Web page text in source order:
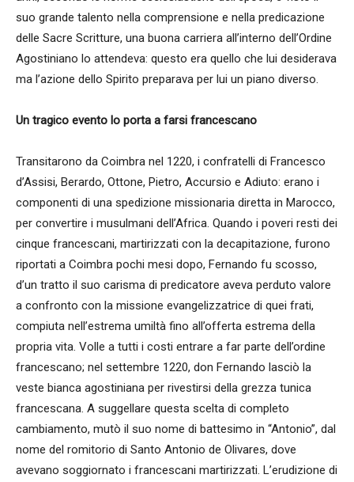
suo grande talento nella comprensione e nella predicazione
delle Sacre Scritture, una buona carriera all’interno dell’Ordine
Agostiniano lo attendeva: questo era quello che lui desiderava
ma l’azione dello Spirito preparava per lui un piano diverso.
Un tragico evento lo porta a farsi francescano
Transitarono da Coimbra nel 1220, i confratelli di Francesco
d’Assisi, Berardo, Ottone, Pietro, Accursio e Adiuto: erano i
componenti di una spedizione missionaria diretta in Marocco,
per convertire i musulmani dell’Africa. Quando i poveri resti dei
cinque francescani, martirizzati con la decapitazione, furono
riportati a Coimbra pochi mesi dopo, Fernando fu scosso,
d’un tratto il suo carisma di predicatore aveva perduto valore
a confronto con la missione evangelizzatrice di quei frati,
compiuta nell’estrema umiltà fino all’offerta estrema della
propria vita. Volle a tutti i costi entrare a far parte dell’ordine
francescano; nel settembre 1220, don Fernando lasciò la
veste bianca agostiniana per rivestirsi della grezza tunica
francescana. A suggellare questa scelta di completo
cambiamento, mutò il suo nome di battesimo in “Antonio”, dal
nome del romitorio di Santo Antonio de Olivares, dove
avevano soggiornato i francescani martirizzati. L’erudizione di